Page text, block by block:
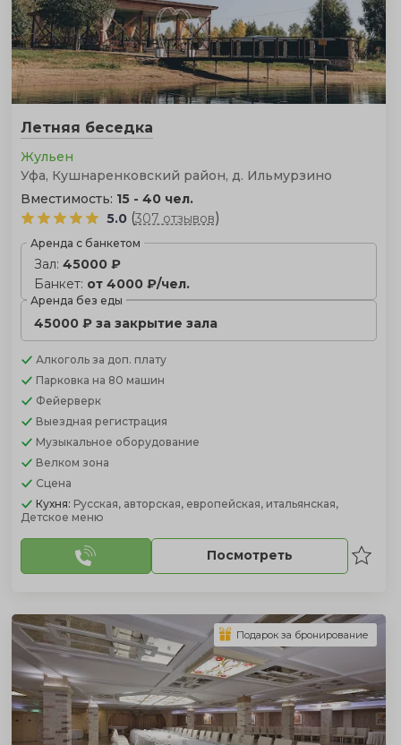
Летняя беседка
Жульен
Уфа, Кушнаренковский район, д. Ильмурзино
Вместимость: 15 - 40 чел.
5.0 (307 отзывов)
Аренда с банкетом
Зал: 45000 ₽
Банкет: от 4000 ₽/чел.
Аренда без еды
45000 ₽ за закрытие зала
Алкоголь за доп. плату
Парковка на 80 машин
Фейерверк
Выездная регистрация
Музыкальное оборудование
Велком зона
Сцена
Кухня: Русская, авторская, европейская, итальянская,
Детское меню
Посмотреть
Подарок за бронирование